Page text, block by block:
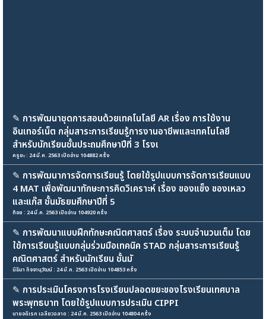
✎ การพัฒนาชุดการสอนด้วยเทคโนโลยี AR เรื่อง การใช้งาน
อินเทอร์เน็ต กลุ่มสาระการเรียนรู้การงานอาชีพและเทคโนโลยี
สำหรับนักเรียนชั้นประถมศึกษาปีที่ 3 โรงเ
ครูยะ : 24 มี.ค. 2563 เปิดอ่าน 104882 ครั้ง
✎ การพัฒนาการจัดการเรียนรู้ โดยใช้รูปแบบการจัดการเรียนแบบ
4 MAT เพื่อพัฒนาทักษะการคิดวิเคราะห์ เรื่อง ของแข็ง ของเหลว
และแก๊ส ชั้นมัธยมศึกษาปีที่ 5
ก้อย : 24 มี.ค. 2563 เปิดอ่าน 104920 ครั้ง
✎ การพัฒนาแบบฝึกทักษะคณิตศาสตร์ เรื่อง ระบบจำนวนเต็ม โดย
ใช้การเรียนรู้แบบกลุ่มร่วมมือเทคนิค STAD กลุ่มสาระการเรียนรู้
คณิตศาสตร์ สำหรับนักเรียน ชั้นมั
นิธิมา กิจจานุวัฒน์ : 24 มี.ค. 2563 เปิดอ่าน 104853 ครั้ง
✎ การประเมินโครงการโรงเรียนปลอดขยะของโรงเรียนเทศบาล
พระพุทธบาท โดยใช้รูปแบบการประเมิน CIPPI
นายอดิเรก เฉลียวฉลาด : 24 มี.ค. 2563 เปิดอ่าน 104804 ครั้ง